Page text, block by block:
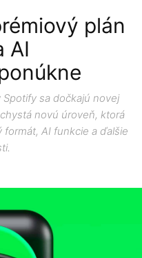
plán
AI
sa dočkajú novej
novú úroveň, ktorá
AI funkcie a ďalšie